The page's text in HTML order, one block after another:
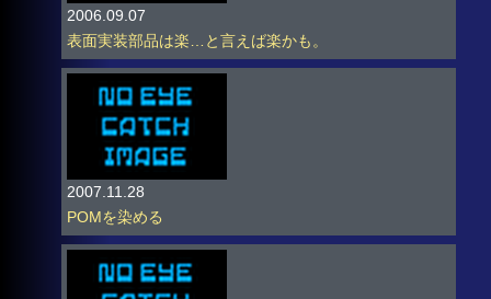
2006.09.07
表面実装部品は楽…と言えば楽かも。
2007.11.28
POMを染める